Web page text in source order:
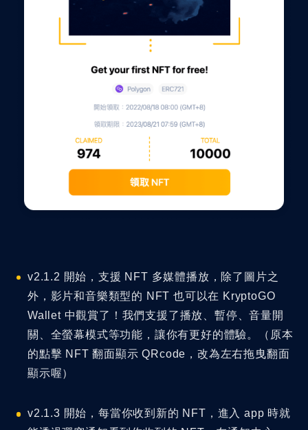
v2.1.2 開始，支援 NFT 多媒體播放，除了圖片之
外，影片和音樂類型的 NFT 也可以在 KryptoGO
Wallet 中觀賞了！我們支援了播放、暫停、音量開
關、全螢幕模式等功能，讓你有更好的體驗。（原本
的點擊 NFT 翻面顯示 QRcode，改為左右拖曳翻面
顯示喔）
v2.1.3 開始，每當你收到新的 NFT，進入 app 時就